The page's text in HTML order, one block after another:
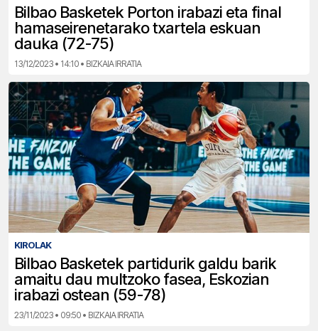
Bilbao Basketek Porton irabazi eta final
hamaseirenetarako txartela eskuan
dauka (72-75)
13/12/2023 • 14:10 • BIZKAIA IRRATIA
KIROLAK
Bilbao Basketek partidurik galdu barik
amaitu dau multzoko fasea, Eskozian
irabazi ostean (59-78)
23/11/2023 • 09:50 • BIZKAIA IRRATIA